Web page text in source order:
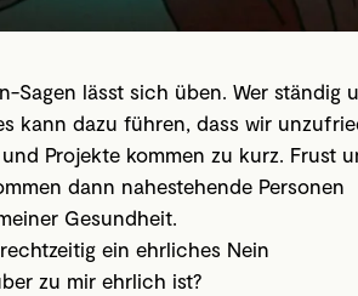
Sagen lässt sich üben. Wer ständig
kann dazu führen, dass wir
Projekte kommen zu kurz. Frust
dann nahestehende Personen
Gesundheit.
ein ehrliches Nein
zu mir ehrlich ist?